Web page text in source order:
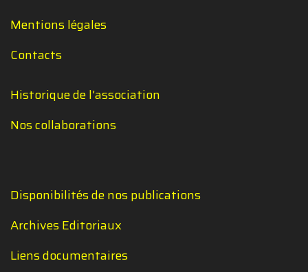
Mentions légales
Contacts
Historique de l'association
Nos collaborations
Disponibilités de nos publications
Archives Editoriaux
Liens documentaires